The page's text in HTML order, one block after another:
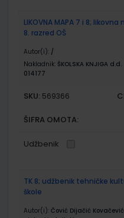
LIKOVNA MAPA 7 i 8;
8. razred OŠ
Autor(i): /
Nakladnik: ŠKOLSKA KNJIGA d.d.
014177
SKU: 569366
ŠIFRA OMOTA:
Udžbenik
TK 8; udžbenik tehničke
škole
Autor(i): Čović Dijačić